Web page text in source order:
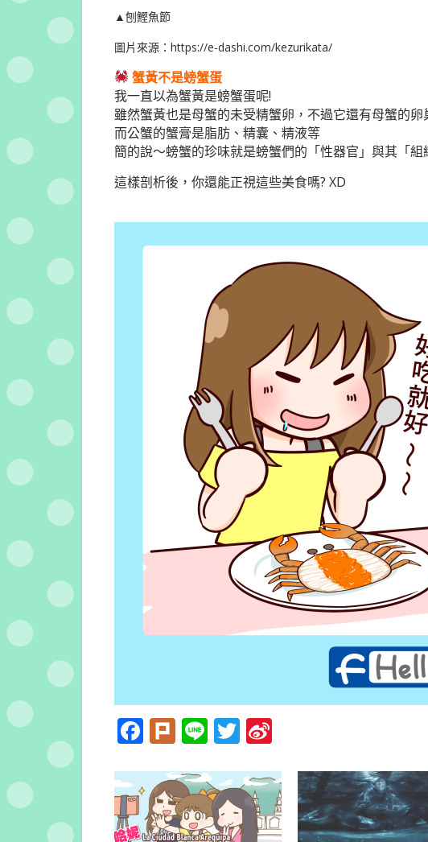
▲刨鰹魚節
圖片來源： https://e-dashi.com/kezurikata/
蟹黃不是螃蟹蛋
我一直以為蟹黃是螃蟹蛋呢!
雖然蟹黃也是母蟹的未受精蟹卵，不過它還有母蟹的卵
而公蟹的蟹膏是脂肪、精囊、精液等
簡的說～螃蟹的珍味就是螃蟹們的「性器官」與其「組
這樣剖析後，你還能正視這些美食嗎? XD
Facebook
PlurkLineTwitter